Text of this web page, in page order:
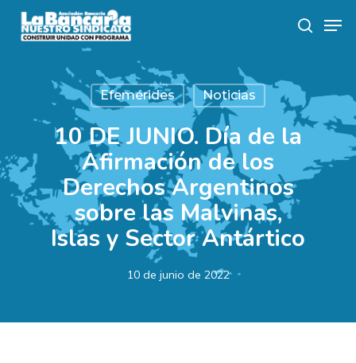
main
search
Efemérides Noticias
10 DE JUNIO. Día de la
Afirmación de los
Derechos Argentinos
sobre las Malvinas,
Islas y Sector Antártico
10 de junio de 2022